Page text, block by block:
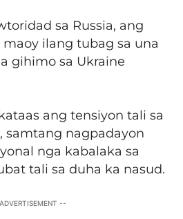
sa Russia, ang
ilang tubag sa una
gihimo sa Ukraine
ang tensiyon tali sa
samtang nagpadayon
nga kabalaka sa
tali sa duha ka nasud.
--